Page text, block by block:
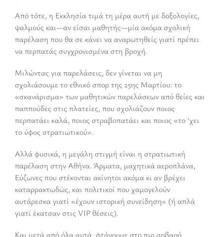
Από τότε, η Εκκλησία τιμά τη μέρα αυτή με δοξολογίες,
ψαλμούς και—αν είσαι μαθητής—μία ακόμα σχολική
παρέλαση που θα σε κάνει να αναρωτηθείς γιατί πρέπει
να περπατάς συγχρονισμένα στη βροχή.
Μιλώντας για παρελάσεις, δεν γίνεται να μη
σχολιάσουμε το εθνικό σπορ της 25ης Μαρτίου: το
«σκανάρισμα» των μαθητικών παρελάσεων από θείες και
παππούδες στις πλατείες, που σχολιάζουν ποιος
περπατάει καλά, ποιος στραβοπατάει και ποιος «το ‘χει
το ύφος στρατιωτικού».
Αλλά φυσικά, η μεγάλη στιγμή είναι η στρατιωτική
παρέλαση στην Αθήνα. Άρματα, μαχητικά αεροπλάνα,
Εύζωνες που στέκονται ακίνητοι ακόμα κι αν βρέχει
καταρρακτωδώς, και πολιτικοί που χαμογελούν
αυτάρεσκα γιατί «έχουν ιστορική συνείδηση» (ή απλά
γιατί έκατσαν στις VIP θέσεις).
Και μετά από όλα αυτά, φτάνουμε στο πιο σοβαρό